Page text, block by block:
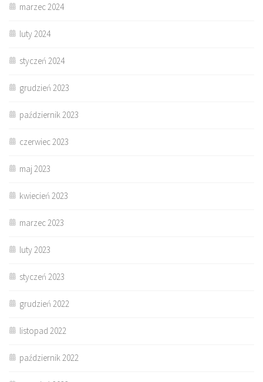
marzec 2024
luty 2024
styczeń 2024
grudzień 2023
październik 2023
czerwiec 2023
maj 2023
kwiecień 2023
marzec 2023
luty 2023
styczeń 2023
grudzień 2022
listopad 2022
październik 2022